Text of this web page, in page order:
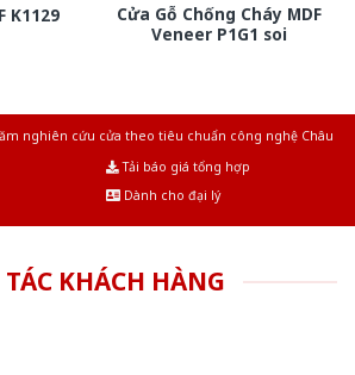
K1129
Cửa Gỗ Chống Cháy MDF
Veneer P1G1 soi
nghiên cứu cửa theo tiêu chuẩn công nghệ Châu
Tải báo giá tổng hợp
Dành cho đại lý
KHÁCH HÀNG